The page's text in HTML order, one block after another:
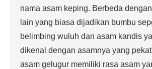
nama asam keping. Berbeda
lain yang biasa dijadikan bumbu
belimbing wuluh dan asam kandis
dikenal dengan asamnya yang
asam gelugur memiliki rasa asam